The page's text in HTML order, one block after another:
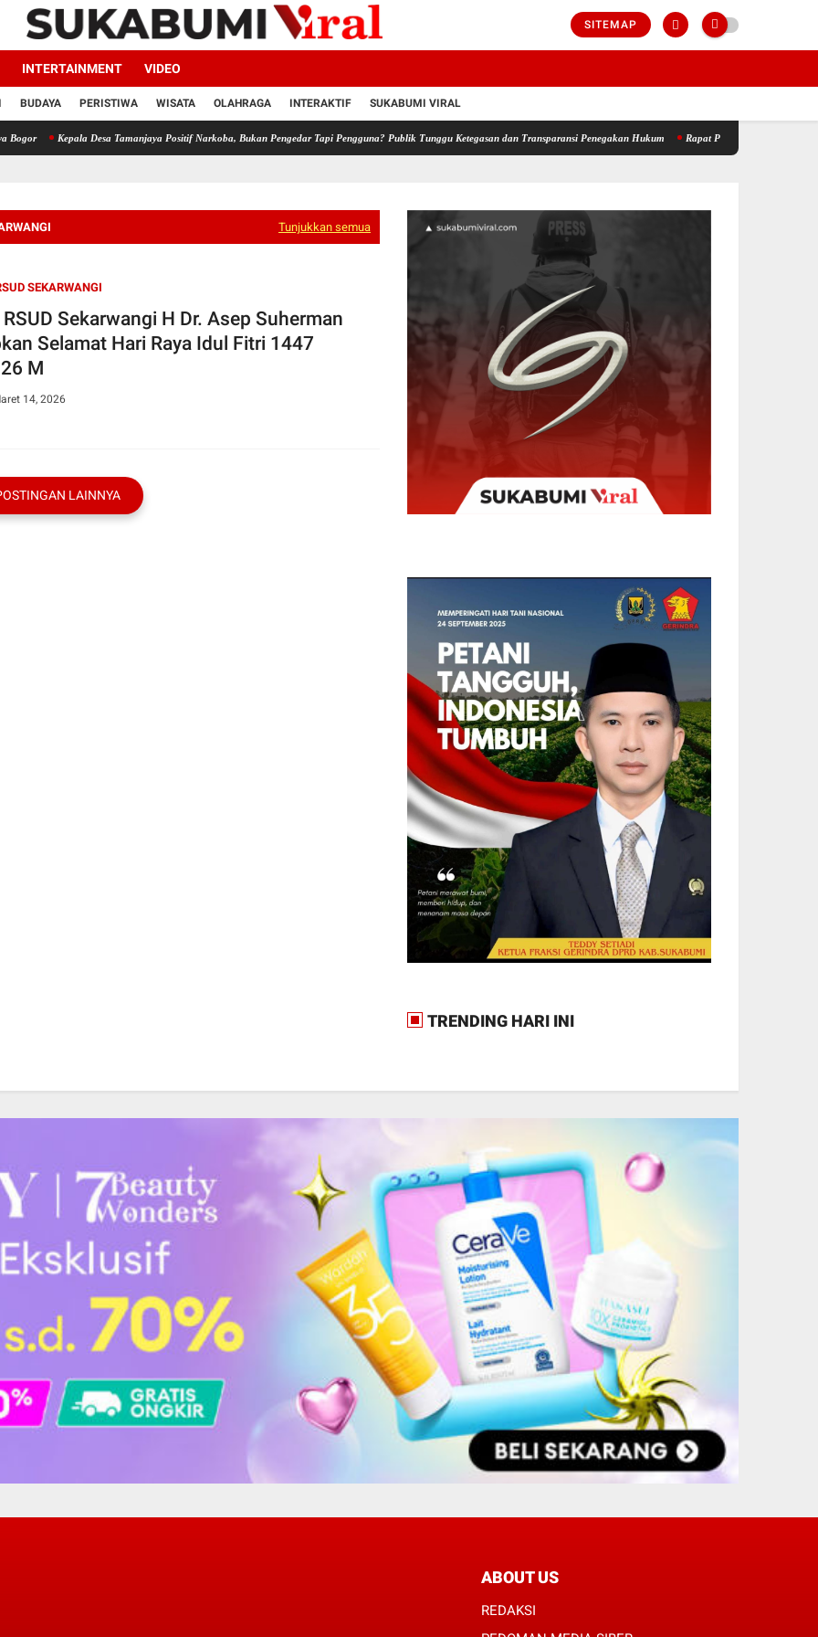
SITEMAP
INTERTAINMENT VIDEO
BUDAYA PERISTIWA WISATA OLAHRAGA INTERAKTIF SUKABUMI VIRAL
Kepala Desa Tamanjaya Positif Narkoba, Bukan Pengedar Tapi Pengguna? Publik Tunggu Ketegasan dan Transparansi Penegakan Hukum Rapat Paripurna DPRD Sukabumi
Tunjukkan semua
SEKARWANGI
Sekarwangi H Dr. Asep Suherman
Selamat Hari Raya Idul Fitri 1447
M
14, 2026
LAINNYA
TRENDING HARI INI
ABOUT US
REDAKSI